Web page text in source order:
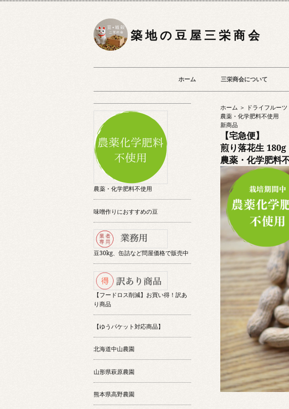
築 地 の 豆 屋 三 栄 商 会
ホーム 三栄商会について
ホーム ＞ ドライフルー
農薬・化学肥料不使用
新商品
【宅急便】
煎り落花生 180g
農薬・化学肥料
農薬・化学肥料不使用
味噌作りにおすすめの豆
豆30kg、缶詰など問屋価格で販売中
【フードロス削減】お買い得！訳あ
り商品
【ゆうパケット対応商品】
北海道中山農園
山形県萩原農園
熊本県高野農園